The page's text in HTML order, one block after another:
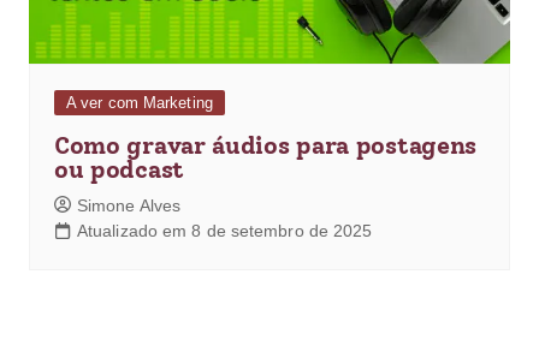
A ver com Marketing
Como gravar áudios para postagens
ou podcast
Simone Alves
Atualizado em 8 de setembro de 2025